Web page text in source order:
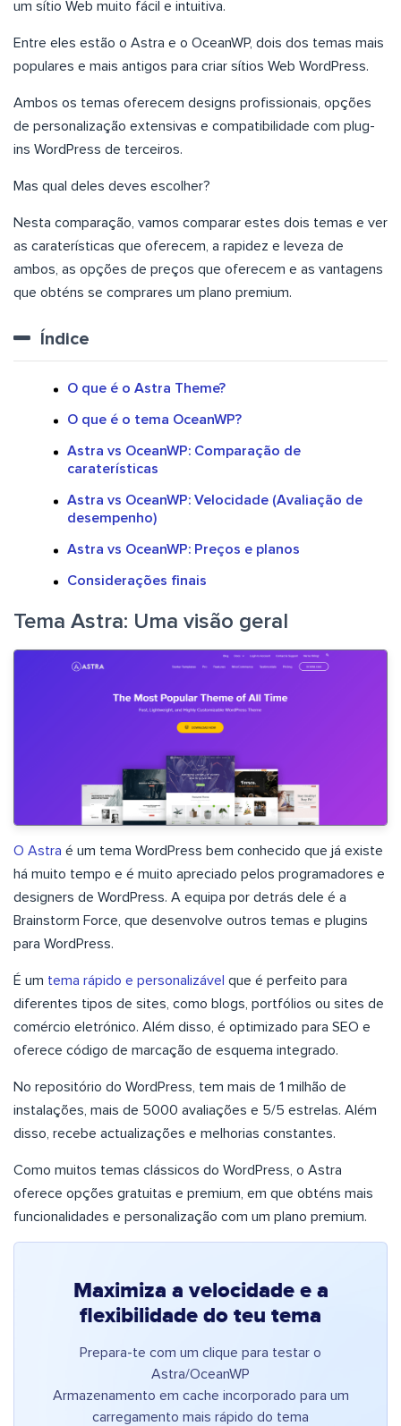
um sítio Web muito fácil e intuitiva.
Entre eles estão o Astra e o OceanWP, dois dos temas mais
populares e mais antigos para criar sítios Web WordPress.
Ambos os temas oferecem designs profissionais, opções
de personalização extensivas e compatibilidade com plug-
ins WordPress de terceiros.
Mas qual deles deves escolher?
Nesta comparação, vamos comparar estes dois temas e ver
as caraterísticas que oferecem, a rapidez e leveza de
ambos, as opções de preços que oferecem e as vantagens
que obténs se comprares um plano premium.
Índice
O que é o Astra Theme?
O que é o tema OceanWP?
Astra vs OceanWP: Comparação de
caraterísticas
Astra vs OceanWP: Velocidade (Avaliação de
desempenho)
Astra vs OceanWP: Preços e planos
Considerações finais
Tema Astra: Uma visão geral
O Astra é um tema WordPress bem conhecido que já existe
há muito tempo e é muito apreciado pelos programadores e
designers de WordPress. A equipa por detrás dele é a
Brainstorm Force, que desenvolve outros temas e plugins
para WordPress.
É um tema rápido e personalizável que é perfeito para
diferentes tipos de sites, como blogs, portfólios ou sites de
comércio eletrónico. Além disso, é optimizado para SEO e
oferece código de marcação de esquema integrado.
No repositório do WordPress, tem mais de 1 milhão de
instalações, mais de 5000 avaliações e 5/5 estrelas. Além
disso, recebe actualizações e melhorias constantes.
Como muitos temas clássicos do WordPress, o Astra
oferece opções gratuitas e premium, em que obténs mais
funcionalidades e personalização com um plano premium.
Maximiza a velocidade e a
flexibilidade do teu tema
Prepara-te com um clique para testar o
Astra/OceanWP
Armazenamento em cache incorporado para um
carregamento mais rápido do tema